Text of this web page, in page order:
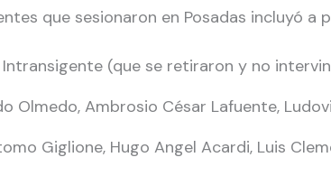
que sesionaron en Posadas incluyó a
Intransigente (que se retiraron y no
Olmedo, Ambrosio César Lafuente,
Giglione, Hugo Angel Acardi, Luis